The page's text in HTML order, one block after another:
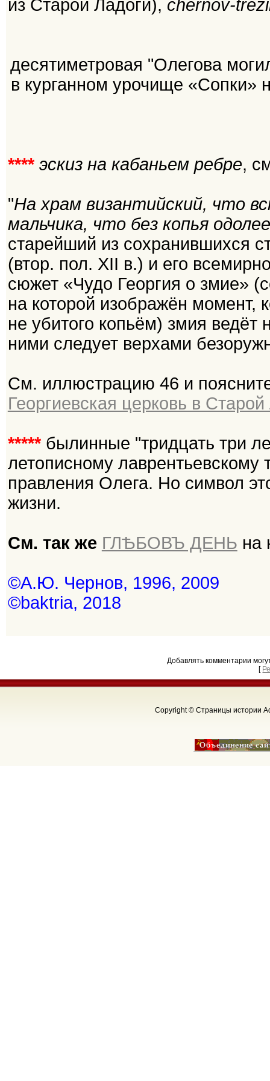
из Старой Ладоги), chernov-
десятиметровая "Олегова
в курганном урочище «Сопки»
**** эскиз на кабаньем ребре,
"На храм византийский, что
мальчика, что без копья
старейший из сохранившихся
(втор. пол. XII в.) и его
сюжет «Чудо Георгия о змие»
на которой изображён момент,
не убитого копьём) змия ведёт
ними следует верхами
См. иллюстрацию 46 и
Георгиевская церковь в
*****былинные "тридцать три
летописному лаврентьевскому
правления Олега. Но символ
жизни.
См. так же ГЛѢБОВЪ ДЕНЬ на
©А.Ю. Чернов, 1996, 2009
©baktria, 2018
Добавлять комментарии
[
Copyright © Страницы истории